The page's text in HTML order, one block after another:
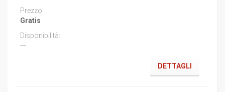
Gratis
---
DETTAGLI